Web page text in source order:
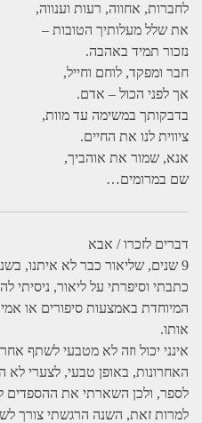
לחברות, אחווה, רעות וענווה,
את שלל מעלותיך הטובות –
נזכור תמיד באהבה.
חבר ומפקד, לוחם וחייל,
אך לפני הכול – אדם.
בדבקותך במשימה עד מוות,
ציווית לנו את החיים.
אנא, שמור את אוהביך,
שם במרומים…
דברים לזכרו / אבא
9 שנים, שליאור כבר לא איתנו,
כתבתי וסיפרתי על ליאור, ניסיתי
המיוחדת באמצעות סיפורים או
אותו.
אינני יכול וזה לא מטבעי לשתף
האחרונות, באופן טבעי, לצערי לא
לספר, ולכן השארתי את ההספדים
למרות זאת, השנה הרגשתי צורך